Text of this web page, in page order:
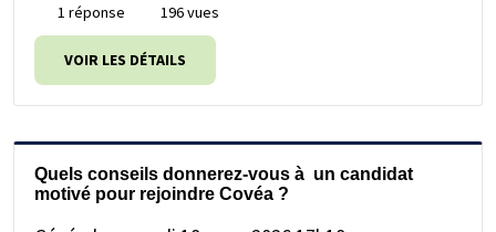
1 réponse 196 vues
VOIR LES DÉTAILS
Quels conseils donnerez-vous à un candidat
motivé pour rejoindre Covéa ?